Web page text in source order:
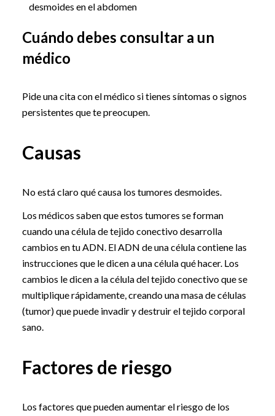
desmoides en el abdomen
Cuándo debes consultar a un
médico
Pide una cita con el médico si tienes síntomas o signos
persistentes que te preocupen.
Causas
No está claro qué causa los tumores desmoides.
Los médicos saben que estos tumores se forman
cuando una célula de tejido conectivo desarrolla
cambios en tu ADN. El ADN de una célula contiene las
instrucciones que le dicen a una célula qué hacer. Los
cambios le dicen a la célula del tejido conectivo que se
multiplique rápidamente, creando una masa de células
(tumor) que puede invadir y destruir el tejido corporal
sano.
Factores de riesgo
Los factores que pueden aumentar el riesgo de los